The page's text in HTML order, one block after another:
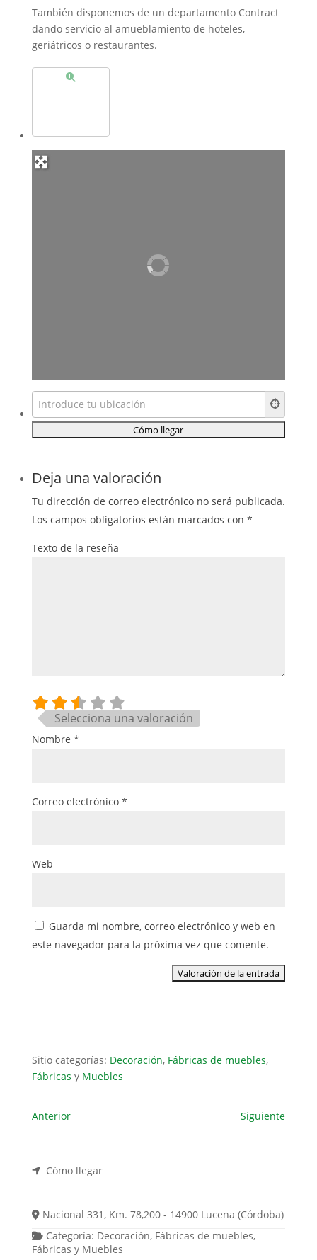
También disponemos de un departamento Contract
dando servicio al amueblamiento de hoteles,
geriátricos o restaurantes.
Deja una valoración
Tu dirección de correo electrónico no será publicada.
Los campos obligatorios están marcados con *
Texto de la reseña
Selecciona una valoración
Nombre *
Correo electrónico *
Web
Guarda mi nombre, correo electrónico y web en
este navegador para la próxima vez que comente.
Sitio categorías: Decoración, Fábricas de muebles,
Fábricas y Muebles
Anterior Siguiente
Cómo llegar
Nacional 331, Km. 78,200 - 14900 Lucena (Córdoba)
Categoría: Decoración, Fábricas de muebles,
Fábricas y Muebles